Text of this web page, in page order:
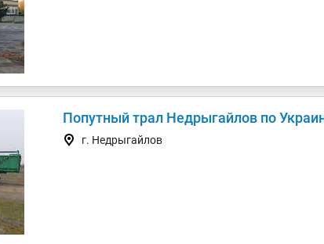
Попутный трал Недрыгайлов по
г. Недрыгайлов